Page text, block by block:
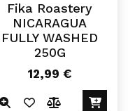
Fika Roastery
NICARAGUA
FULLY WASHED
250G
12,99 €